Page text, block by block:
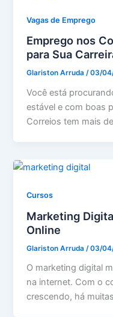
Vagas de Emprego
Emprego nos
para Sua
Glariston Arruda/03/
Você está
estável e com boas
Correios tem mais
Cursos
Marketing
Online
Glariston Arruda /03/
O marketing digital
na internet. Com o
crescendo, há muitas